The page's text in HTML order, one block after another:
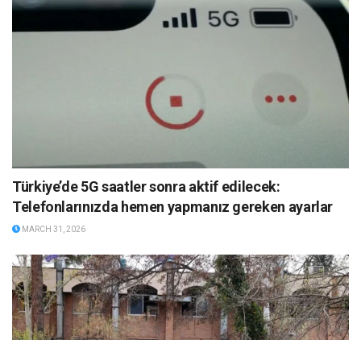
Türkiye’de 5G saatler sonra aktif edilecek:
Telefonlarınızda hemen yapmanız gereken ayarlar
MARCH 31, 2026